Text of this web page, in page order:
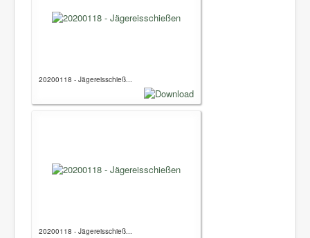
20200118 - Jägereisschieß...
20200118 - Jägereisschieß...